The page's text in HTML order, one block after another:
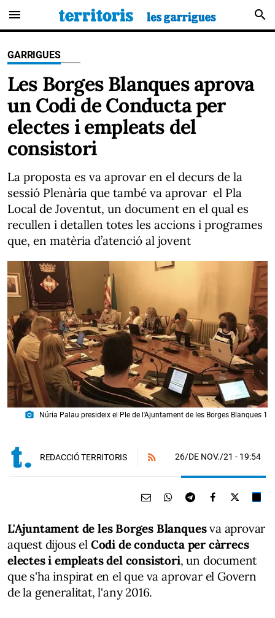
menu search
GARRIGUES
Les Borges Blanques aprova
un Codi de Conducta per
electes i empleats del
consistori
La proposta es va aprovar en el decurs de la
sessió Plenària que també va aprovar el Pla
Local de Joventut, un document en el qual es
recullen i detallen totes les accions i programes
que, en matèria d’atenció al jovent
photo_camera Núria Palau presideix el Ple de l'Ajuntament de les Borges Blanques 1
REDACCIÓ TERRITORIS 26/DE NOV./21 - 19:54
L'Ajuntament de les Borges Blanquesva aprovar
aquest dijous el Codi de conducta per càrrecs
electes i empleats del consistori, un document
que s'ha inspirat en el que va aprovar el Govern
de la generalitat, l'any 2016.